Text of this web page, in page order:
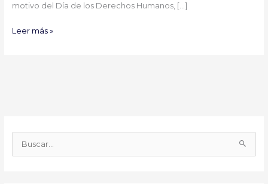
motivo del Día de los Derechos Humanos, […]
Leer más »